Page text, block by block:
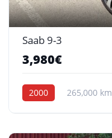
Saab 9-3
3,980€
2000 265,000 km